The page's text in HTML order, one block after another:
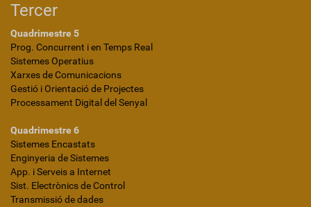
Tercer
Quadrimestre 5
Prog. Concurrent i en Temps Real
Sistemes Operatius
Xarxes de Comunicacions
Gestió i Orientació de Projectes
Processament Digital del Senyal
Quadrimestre 6
Sistemes Encastats
Enginyeria de Sistemes
App. i Serveis a Internet
Sist. Electrònics de Control
Transmissió de dades